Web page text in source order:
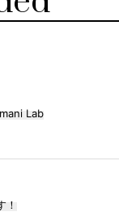
Lab
！